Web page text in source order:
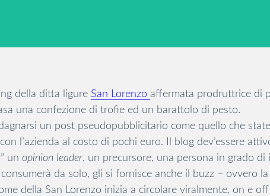
della ditta ligure San Lorenzo affermata prodruttrice di
una confezione di trofie ed un barattolo di pesto.
un post pseudopubblicitario come quello che
l’azienda al costo di pochi euro. Il blog dev’essere
un opinion leader, un precursore, una persona in grado
da solo, gli si fornisce anche il buzz – ovvero
della San Lorenzo inizia a circolare viralmente, on e